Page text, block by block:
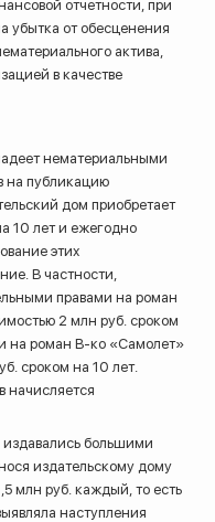
отчетности, при
убытка от обесценения
актива,
в качестве
нематериальными
на публикацию
дом приобретает
10 лет и ежегодно
этих
В частности,
правами на роман
2 млн руб. сроком
на роман В-ко «Самолет»
сроком на 10 лет.
начисляется
издавались большими
издательскому дому
млн руб. каждый, то есть
наступления